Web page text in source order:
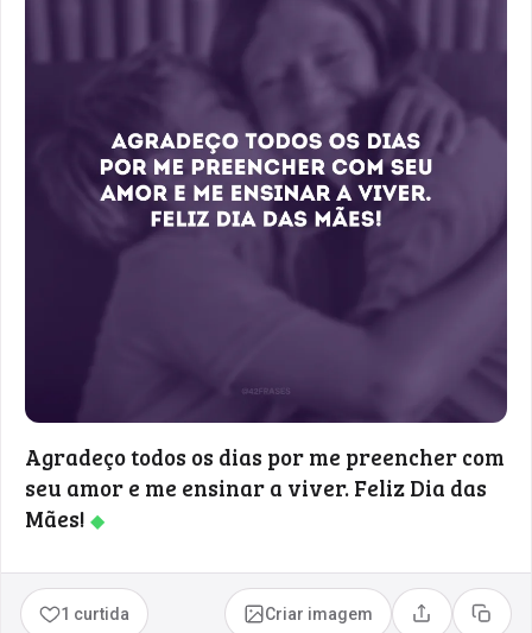
Agradeço todos os dias por me preencher com
seu amor e me ensinar a viver. Feliz Dia das
Mães! ◆
1 curtida Criar imagem Compartilhar
Copiar